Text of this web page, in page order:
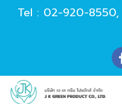
Tel : 02-920-8550,